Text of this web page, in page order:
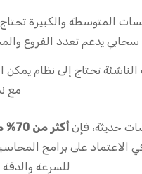
المتوسطة والكبيرة تحتاج
يدعم تعدد الفروع
تحتاج إلى نظام يمكن
مع
حديثة، فإن
الاعتماد على برامج
للسرعة